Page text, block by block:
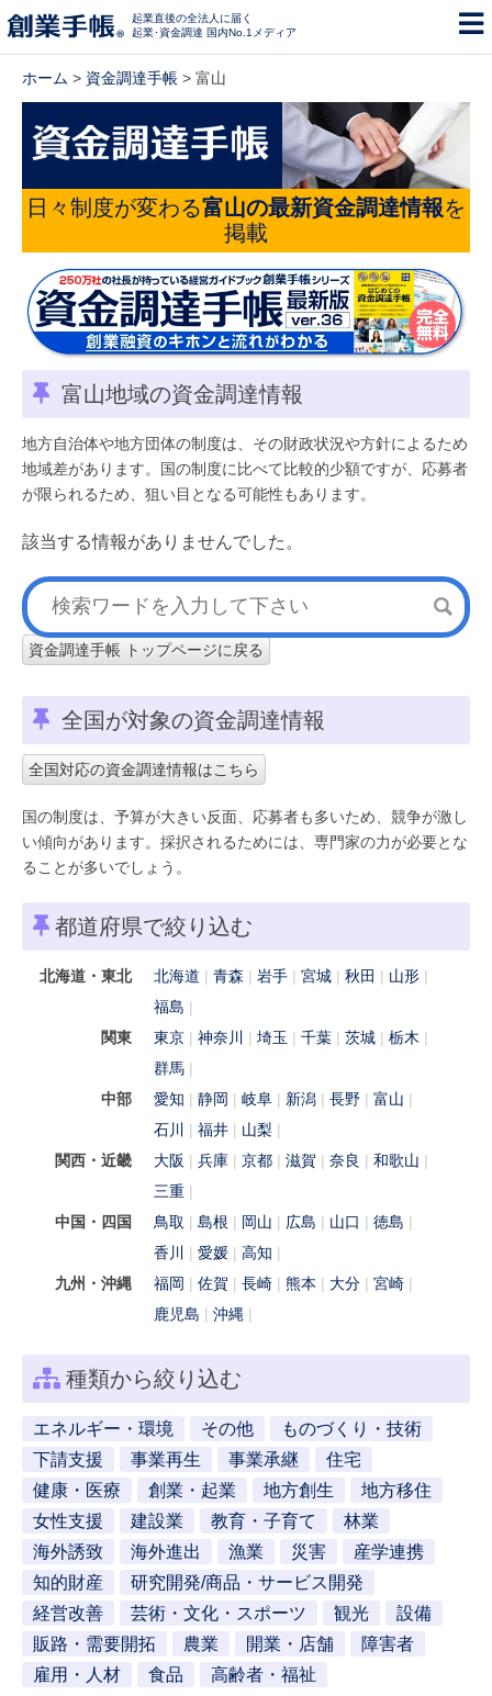
起業直後の全法人に届く
起業･資金調達 国内No.1メディア
ホーム > 資金調達手帳 > 富山
日々制度が変わる富山の最新資金調達情報を
掲載
富山地域の資金調達情報
地方自治体や地方団体の制度は、その財政状況や方針によるため
地域差があります。国の制度に比べて比較的少額ですが、応募者
が限られるため、狙い目となる可能性もあります。
該当する情報がありませんでした。
資金調達手帳 トップページに戻る
全国が対象の資金調達情報
全国対応の資金調達情報はこちら
国の制度は、予算が大きい反面、応募者も多いため、競争が激し
い傾向があります。採択されるためには、専門家の力が必要とな
ることが多いでしょう。
都道府県で絞り込む
北海道・東北 北海道 青森 岩手 宮城 秋田
山形
福島
関東
東京 神奈川 埼玉 千葉 茨城
栃木
群馬
中部
愛知 静岡 岐阜 新潟 長野
富山
石川
福井
山梨
関西・近畿
大阪 兵庫 京都 滋賀 奈良
和歌山
三重
中国・四国
鳥取 島根 岡山 広島 山口
徳島
香川
愛媛
高知
九州・沖縄
福岡 佐賀 長崎 熊本 大分
宮崎
鹿児島
沖縄
種類から絞り込む
エネルギー・環境 その他
ものづくり・技術
下請支援
事業再生 事業承継
住宅
健康・医療
創業・起業 地方創生
地方移住
女性支援
建設業 教育・子育て
林業
海外誘致
海外進出 漁業 災害
産学連携
知的財産
研究開発/商品・サービス開発
経営改善
芸術・文化・スポーツ 観光
設備
販路・需要開拓
農業 開業・店舗
障害者
雇用・人材
食品 高齢者・福祉